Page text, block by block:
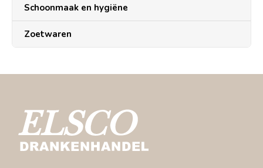
Schoonmaak en hygiëne
Zoetwaren